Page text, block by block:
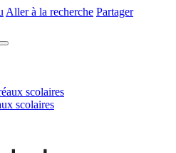
Aller à la recherche Partager
scolaires
scolaires